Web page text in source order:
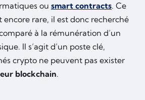
ou smart contracts. Ce
encore rare, il est donc recherché
à la rémunération d’un
Il s’agit d’un poste clé,
crypto ne peuvent pas exister
blockchain.